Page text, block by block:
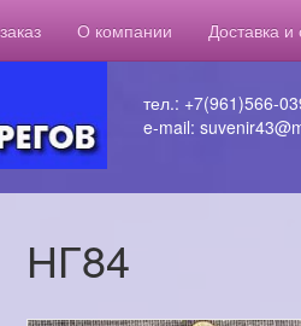
О компании Доставка и
тел.: +7(961)566-
e-mail:
НГ84